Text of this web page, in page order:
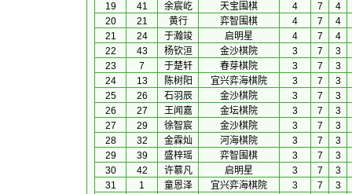
19
41 余宸屹 天宝围棋 4 7
4
20
21 黄行 弈智围棋 4 7
4
21
24 于瀚竣 启明星 4 7
4
22
43 杨钦洹 金沙棋院 3 7
3
23
7 于楚轩 春芽棋院 3 7
3
24
13 陈树阳 宜兴弈海棋院 3 7
3
25
26 石羽辰 金沙棋院 3 7
3
26
27 王闻嘉 金坛棋院 3 7
3
27
29 徐智宸 金沙棋院 3 7
3
28
32 金霖灿 河海棋院 3 7
3
29
39 盛梓瑶 弈智围棋 3 7
3
30
42 许慕凡 启明星 3 7
3
31
1 童恩泽 宜兴弈海棋院 3 7
3